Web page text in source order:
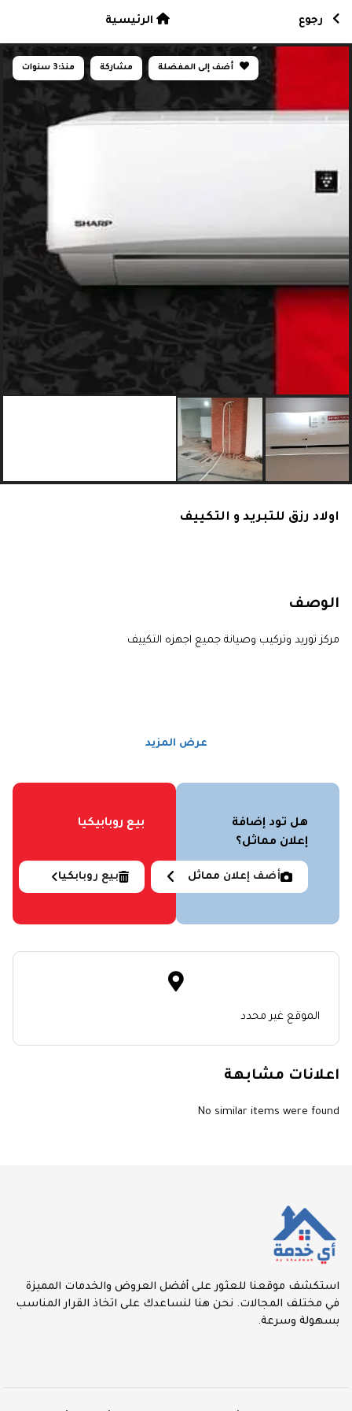
أضف إلى المفضلة مشاركة منذ:3 سنوات
اولاد رزق للتبريد و التكييف
الوصف
مركز توريد وتركيب وصيانة جميع اجهزه التكييف
عرض المزيد
هل تود إضافة
إعلان مماثل؟
أضف إعلان مماثل
بيع روبابيكيا
بيع روبابكيا
الموقع غير محدد
رجوع الرئيسية
اعلانات مشابهة
No similar items were found
استكشف موقعنا للعثور على أفضل العروض والخدمات المميزة
في مختلف المجالات. نحن هنا لنساعدك على اتخاذ القرار المناسب
بسهولة وسرعة.